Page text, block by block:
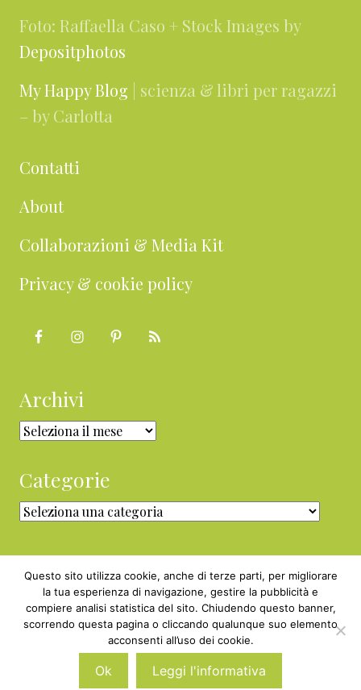
Foto: Raffaella Caso + Stock Images by
Depositphotos
My Happy Blog | scienza & libri per ragazzi
– by Carlotta
Contatti
About
Collaborazioni & Media Kit
Privacy & cookie policy
Archivi
Archivi
Categorie
Categorie
Copyright © 2010 - 2026 BabyGreen™ ·
P.IVA 05829800969 · Webmaster
Nexnova.net
Questo sito utilizza cookie, anche di terze parti, per migliorare
la tua esperienza di navigazione, gestire la pubblicità e
compiere analisi statistica del sito. Chiudendo questo banner,
scorrendo questa pagina o cliccando qualunque suo elemento
acconsenti all’uso dei cookie.
Ok Leggi l'informativa